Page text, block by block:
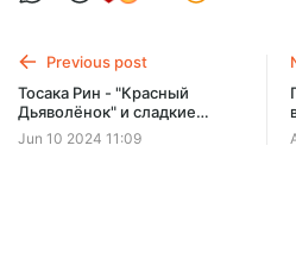
Previous post
Тосака Рин - "Красный
Дьяволёнок" и сладкие
магические кадры призыва в
объективе Кати Куницы
Jun 10 2024 11:09